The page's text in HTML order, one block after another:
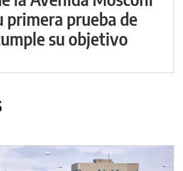
primera prueba de
su objetivo